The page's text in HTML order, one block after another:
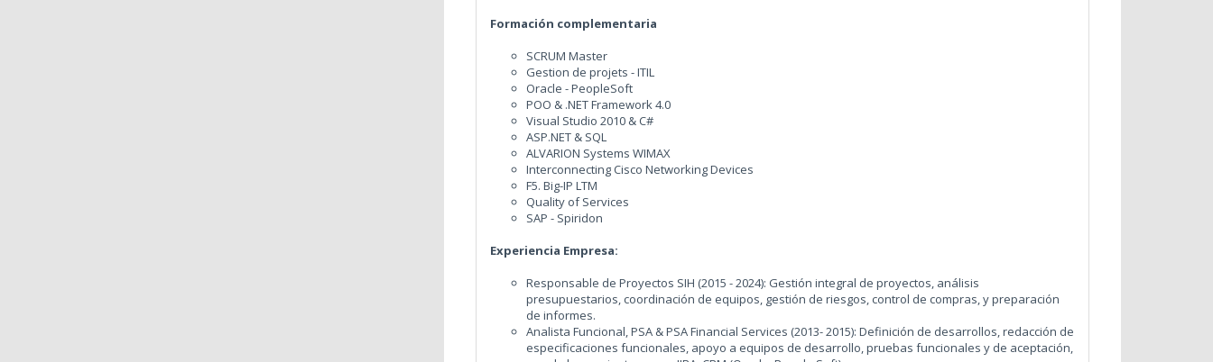
Formación complementaria
SCRUM Master
Gestion de projets - ITIL
Oracle - PeopleSoft
POO & .NET Framework 4.0
Visual Studio 2010 & C#
ASP.NET & SQL
ALVARION Systems WIMAX
Interconnecting Cisco Networking Devices
F5. Big-IP LTM
Quality of Services
SAP - Spiridon
Experiencia Empresa:
Responsable de Proyectos SIH (2015 - 2024): Gestión integral de proyectos, análisis
presupuestarios, coordinación de equipos, gestión de riesgos, control de compras, y preparación
de informes.
Analista Funcional, PSA & PSA Financial Services (2013- 2015): Definición de desarrollos, redacción de
especificaciones funcionales, apoyo a equipos de desarrollo, pruebas funcionales y de aceptación,